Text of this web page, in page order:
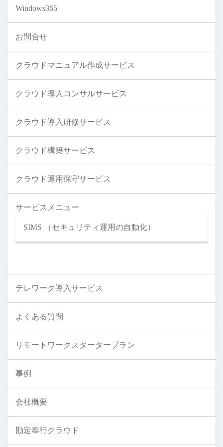
Windows365
お問合せ
クラウドマニュアル作成サービス
クラウド導入コンサルサービス
クラウド導入研修サービス
クラウド構築サービス
クラウド運用保守サービス
サービスメニュー
SIMS （セキュリティ運用の自動化）
テレワーク導入サービス
よくある質問
リモートワークスタータープラン
事例
会社概要
勘定奉行クラウド